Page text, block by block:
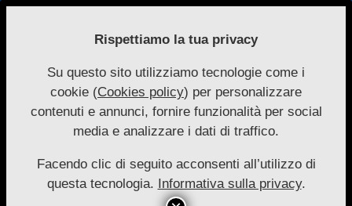
Skip
Nuove
Autonomie
Primary
Navigation
Menu
Rispettiamo la tua privacy
Su questo sito utilizziamo tecnologie come i
cookie (Cookies policy) per personalizzare
contenuti e annunci, fornire funzionalità per social
media e analizzare i dati di traffico.
Facendo clic di seguito acconsenti all’utilizzo di
questa tecnologia. Informativa sulla privacy.